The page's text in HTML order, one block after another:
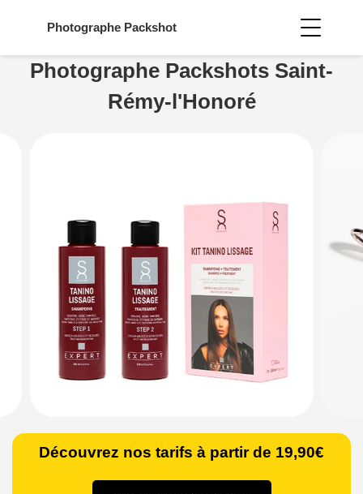
Photographe Packshot
Photographe Packshots Saint-
Rémy-l'Honoré
Découvrez nos tarifs à partir de 19,90€